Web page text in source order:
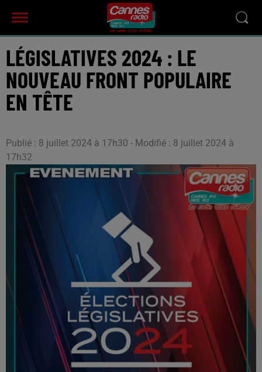
LÉGISLATIVES 2024 : LE
NOUVEAU FRONT POPULAIRE
EN TÊTE
Publié : 8 juillet 2024 à 17h30 - Modifié : 8 juillet 2024 à
17h32